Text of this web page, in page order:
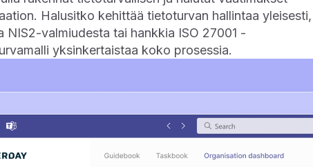
Halusitko kehittää tietoturvan hallintaa yleisesti,
NIS2-valmiudesta tai hankkia ISO 27001 -
yksinkertaistaa koko prosessia.